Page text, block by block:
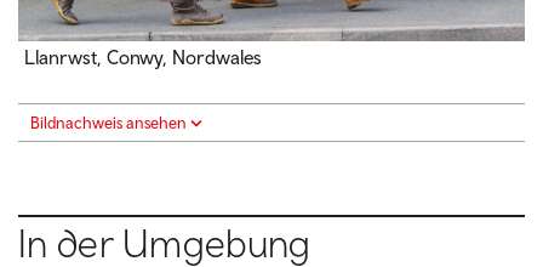
Llanrwst, Conwy, Nordwales
Bildnachweis ansehen
In der Umgebung